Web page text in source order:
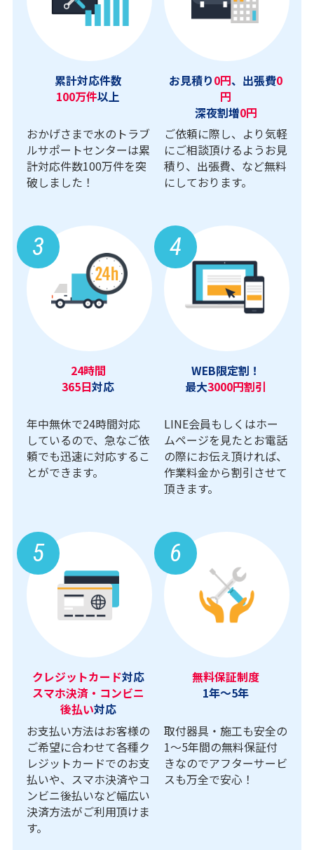
累計対応件数
100万件以上
おかげさまで水のトラブ
ルサポートセンターは累
計対応件数100万件を突
破しました！
お見積り0円、出張費0
円
深夜割増0円
ご依頼に際し、より気軽
にご相談頂けるようお見
積り、出張費、など無料
にしております。
3
24時間
365日対応
年中無休で24時間対応
しているので、急なご依
頼でも迅速に対応するこ
とができます。
4
WEB限定割！
最大3000円割引
LINE会員もしくはホー
ムページを見たとお電話
の際にお伝え頂ければ、
作業料金から割引させて
頂きます。
5
クレジットカード対応
スマホ決済・コンビニ
後払い対応
お支払い方法はお客様の
ご希望に合わせて各種ク
レジットカードでのお支
払いや、スマホ決済やコ
ンビニ後払いなど幅広い
決済方法がご利用頂けま
す。
6
無料保証制度
1年～5年
取付器具・施工も安全の
1〜5年間の無料保証付
きなのでアフターサービ
スも万全で安心！